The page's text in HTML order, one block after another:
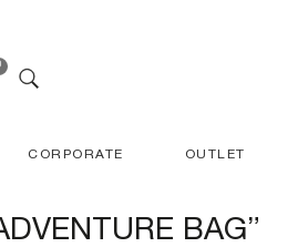
CORPORATE OUTLET
BAG”